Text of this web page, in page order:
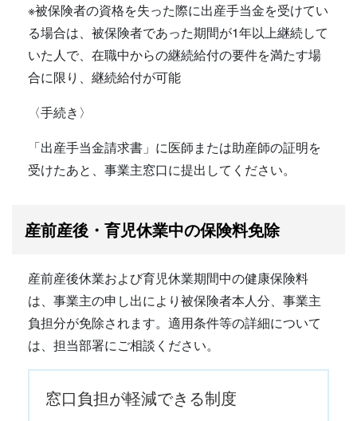
※被保険者の資格を失った際に出産手当金を受けてい
る場合は、被保険者であった期間が1年以上継続して
いた人で、在職中からの継続給付の要件を満たす場
合に限り、継続給付が可能
〈手続き〉
「出産手当金請求書」に医師または助産師の証明を
受けたあと、事業主窓口に提出してください。
産前産後・育児休業中の保険料免除
産前産後休業および育児休業期間中の健康保険料
は、事業主の申し出により被保険者本人分、事業主
負担分が免除されます。適用条件等の詳細について
は、担当部署にご相談ください。
窓口負担が軽減できる制度